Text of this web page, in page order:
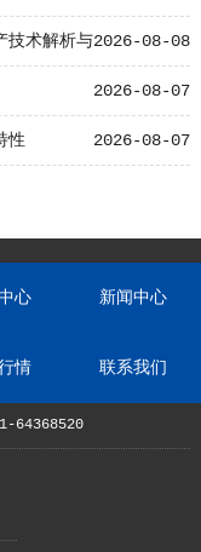
2026-08-08
技术解析与
2026-08-07
2026-08-07
性
心 新闻中心
情 联系我们
64368520